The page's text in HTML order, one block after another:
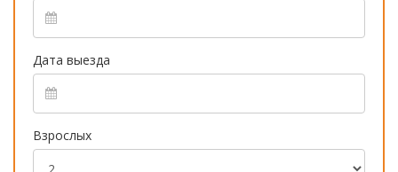
Дата выезда
Взрослых